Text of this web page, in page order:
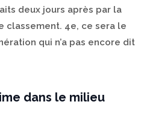
deux jours après par la
classement. 4e, ce sera le
qui n’a pas encore dit
dans le milieu